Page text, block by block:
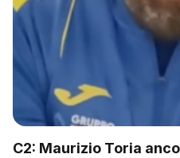
C2: Maurizio Toria